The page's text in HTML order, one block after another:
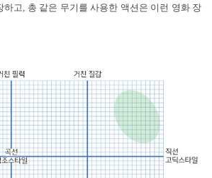
하고, 총 같은 무기를 사용한 액션은 이런 영화 장